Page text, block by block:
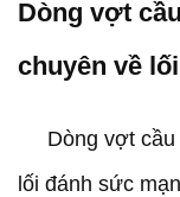
Dòng vợt
chuyên về
Dòng vợt cầu
lối đánh sức